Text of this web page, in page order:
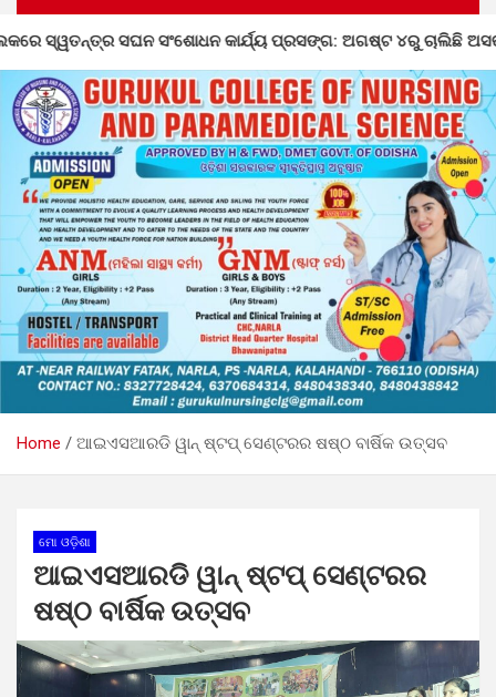
ପ୍ରସଙ୍ଗ: ଅଗଷ୍ଟ ୪ରୁ ଚାଲିଛି ଅସଙ୍ଗତି ସଂଶୋଧନ
Home ଆଇଏସଆରଡି ୱାନ୍ ଷ୍ଟପ୍ ସେଣ୍ଟରର ଷଷ୍ଠ ବାର୍ଷିକ ଉତ୍ସବ
ମୋ ଓଡ଼ିଶା
ଆଇଏସଆରଡି ୱାନ୍ ଷ୍ଟପ୍ ସେଣ୍ଟରର
ଷଷ୍ଠ ବାର୍ଷିକ ଉତ୍ସବ